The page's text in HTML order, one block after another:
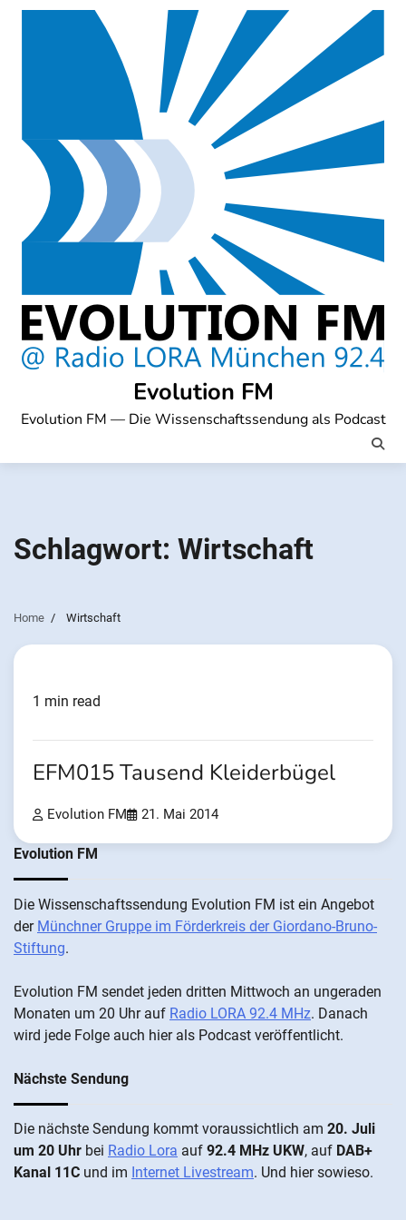
Skip
Evolution FM
Evolution FM — Die Wissenschaftssendung als Podcast
Schlagwort: Wirtschaft
Home Wirtschaft
1 min read
EFM015 Tausend Kleiderbügel
Evolution FM 21. Mai 2014
Evolution FM
Die Wis­sen­schafts­send­ung Evolution FM ist ein An­ge­bot
der Münch­ner Grup­pe im För­der­kreis der Gi­ordano-Bruno-
Stiftung.
Evolution FM sen­det je­den drit­ten Mitt­woch an un­ge­ra­den
Mo­nat­en um 20 Uhr auf Radio LORA 92.4 MHz. Da­nach
wird je­de Fol­ge auch hier als Pod­cast ver­öffentlicht.
Nächste Sendung
Die näch­ste Sen­dung kommt vor­aus­sicht­lich am 20. Juli
um 20 Uhr bei Radio Lora auf 92.4 MHz UKW, auf DAB+
Kanal 11C und im Internet Livestream. Und hier sowieso.